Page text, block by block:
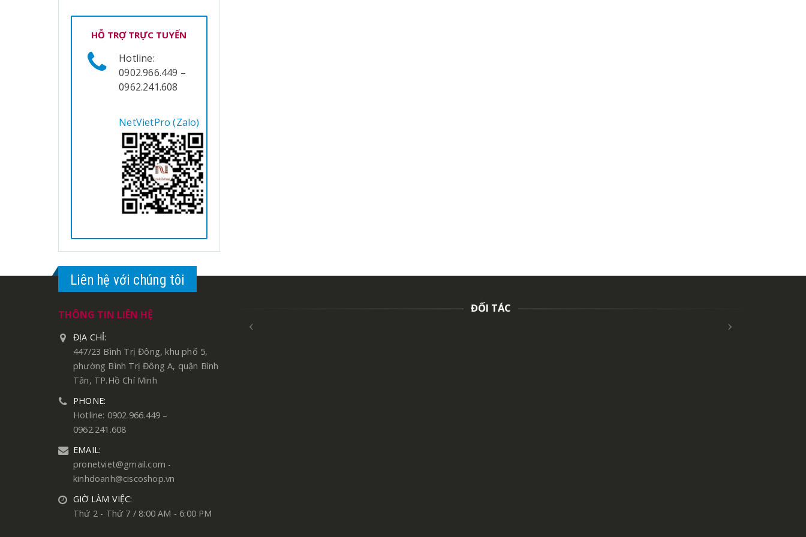
HỖ TRỢ TRỰC TUYẾN
Hotline:
0902.966.449 –
0962.241.608
NetVietPro (Zalo)
Liên hệ với chúng tôi
THÔNG TIN LIÊN HỆ
ĐỊA CHỈ:
447/23 Bình Trị Đông, khu phố 5,
phường Bình Trị Đông A, quận Bình
Tân, TP.Hồ Chí Minh
PHONE:
Hotline: 0902.966.449 –
0962.241.608
EMAIL:
pronetviet@gmail.com -
kinhdoanh@ciscoshop.vn
GIỜ LÀM VIỆC:
Thứ 2 - Thứ 7 / 8:00 AM - 6:00 PM
ĐỐI TÁC